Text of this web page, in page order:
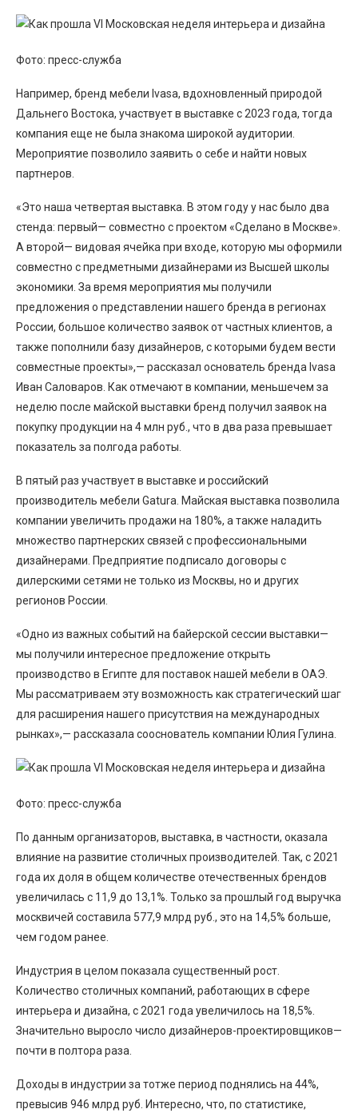
Фото: пресс-служба
Например, бренд мебели Ivasa, вдохновленный природой
Дальнего Востока, участвует в выставке с 2023 года, тогда
компания еще не была знакома широкой аудитории.
Мероприятие позволило заявить о себе и найти новых
партнеров.
«Это наша четвертая выставка. В этом году у нас было два
стенда: первый— совместно с проектом «Сделано в Москве».
А второй— видовая ячейка при входе, которую мы оформили
совместно с предметными дизайнерами из Высшей школы
экономики. За время мероприятия мы получили
предложения о представлении нашего бренда в регионах
России, большое количество заявок от частных клиентов, а
также пополнили базу дизайнеров, с которыми будем вести
совместные проекты»,— рассказал основатель бренда Ivasa
Иван Саловаров. Как отмечают в компании, меньшечем за
неделю после майской выставки бренд получил заявок на
покупку продукции на 4 млн руб., что в два раза превышает
показатель за полгода работы.
В пятый раз участвует в выставке и российский
производитель мебели Gatura. Майская выставка позволила
компании увеличить продажи на 180%, а также наладить
множество партнерских связей с профессиональными
дизайнерами. Предприятие подписало договоры с
дилерскими сетями не только из Москвы, но и других
регионов России.
«Одно из важных событий на байерской сессии выставки—
мы получили интересное предложение открыть
производство в Египте для поставок нашей мебели в ОАЭ.
Мы рассматриваем эту возможность как стратегический шаг
для расширения нашего присутствия на международных
рынках»,— рассказала сооснователь компании Юлия Гулина.
Фото: пресс-служба
По данным организаторов, выставка, в частности, оказала
влияние на развитие столичных производителей. Так, с 2021
года их доля в общем количестве отечественных брендов
увеличилась с 11,9 до 13,1%. Только за прошлый год выручка
москвичей составила 577,9 млрд руб., это на 14,5% больше,
чем годом ранее.
Индустрия в целом показала существенный рост.
Количество столичных компаний, работающих в сфере
интерьера и дизайна, с 2021 года увеличилось на 18,5%.
Значительно выросло число дизайнеров-проектировщиков—
почти в полтора раза.
Доходы в индустрии за тотже период поднялись на 44%,
превысив 946 млрд руб. Интересно, что, по статистике,